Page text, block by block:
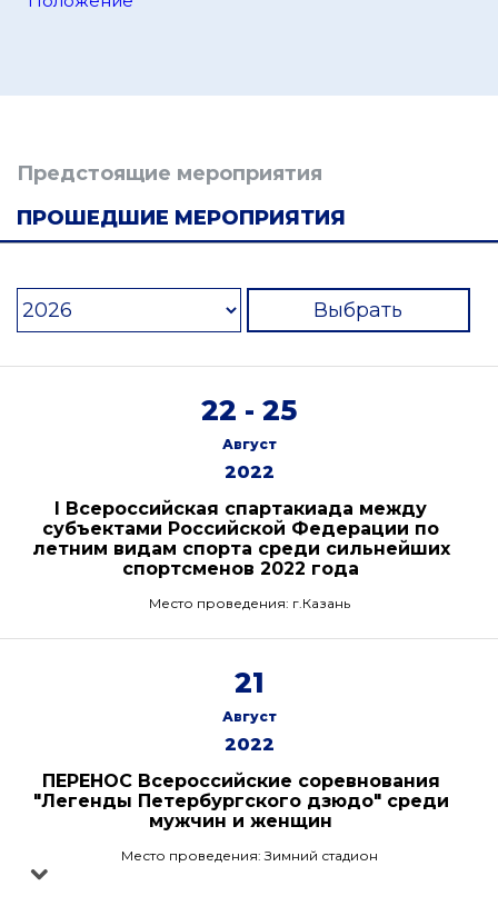
Предстоящие мероприятия
ПРОШЕДШИЕ МЕРОПРИЯТИЯ
Выбрать
22 - 25
Август
2022
I Всероссийская спартакиада между
субъектами Российской Федерации по
летним видам спорта среди сильнейших
спортсменов 2022 года
Место проведения: г.Казань
21
Август
2022
ПЕРЕНОС Всероссийские соревнования
"Легенды Петербургского дзюдо" среди
мужчин и женщин
Место проведения: Зимний стадион